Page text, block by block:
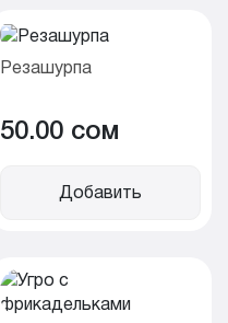
Резашурпа
50.00 cом
Добавить